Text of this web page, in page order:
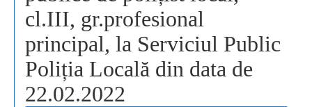
cl.III, gr.profesional
principal, la Serviciul Public
Poliția Locală din data de
22.02.2022